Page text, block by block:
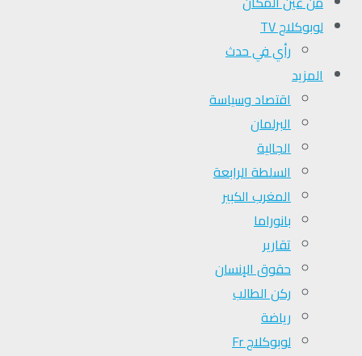
لوبوكلاج TV
رأي في حدث
المزيد
اقتصاد وسياسة
البرلمان
الجالية
السلطة الرابعة
المغرب الكبير
بانوراما
تقارير
حقوق الإنسان
ركن الطالب
رياضة
لوبوكلاج Fr